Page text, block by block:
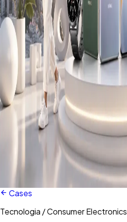
Cases
Tecnologia / Consumer Electronics